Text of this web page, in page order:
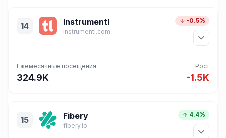
14 Instrumentl
instrumentl.com
-0.5%
Ежемесячные посещения
324.9K
Рост
-1.5K
15 Fibery
fibery.io
4.4%